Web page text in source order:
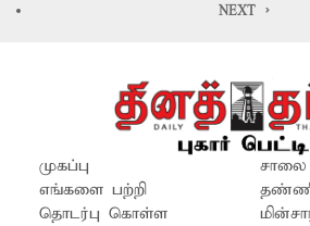
எனவே கழிப்பிடங்கள் கட்டும்
NEXT >
முகப்பு
எங்களை பற்றி
தொடர்பு கொள்ள
சாலை